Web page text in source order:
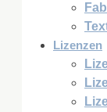
Lizenzen